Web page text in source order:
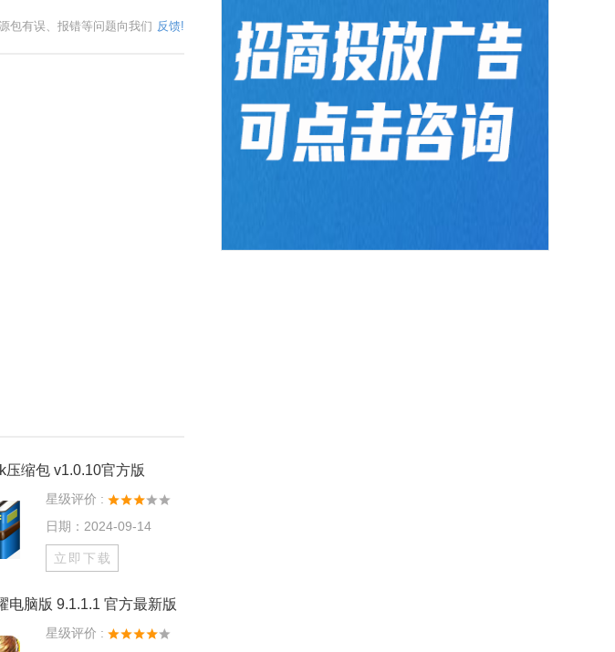
包有误、报错等问题向我们 反馈!
压缩包 v1.0.10官方版
星级评价 :
日期：2024-09-14
立即下载
电脑版 9.1.1.1 官方最新版
星级评价 :